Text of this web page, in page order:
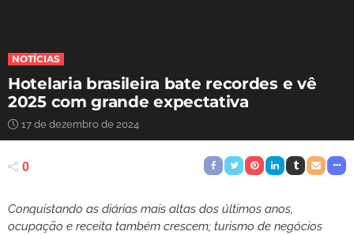
NOTÍCIAS
Hotelaria brasileira bate recordes e vê
2025 com grande expectativa
17 de dezembro de 2024
0
Conquistando as diárias mais altas dos últimos anos,
ocupação e receita também crescem; turismo de negócios